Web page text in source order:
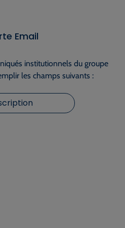
Email
institutionnels du groupe
les champs suivants :